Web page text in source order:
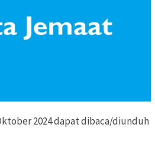
2024 dapat dibaca/diunduh